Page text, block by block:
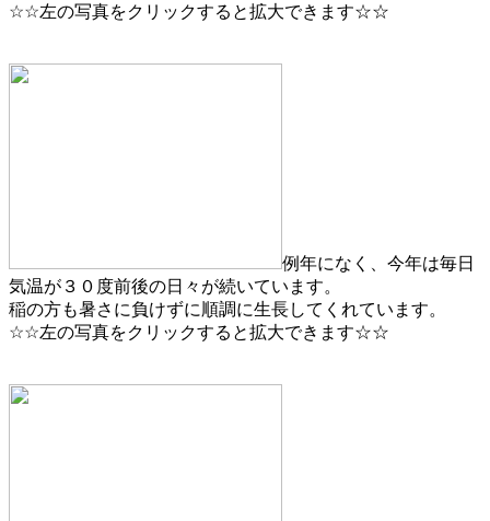
☆☆左の写真をクリックすると拡大できます☆☆
例年になく、今年は毎日
気温が３０度前後の日々が続いています。
稲の方も暑さに負けずに順調に生長してくれています。
☆☆左の写真をクリックすると拡大できます☆☆